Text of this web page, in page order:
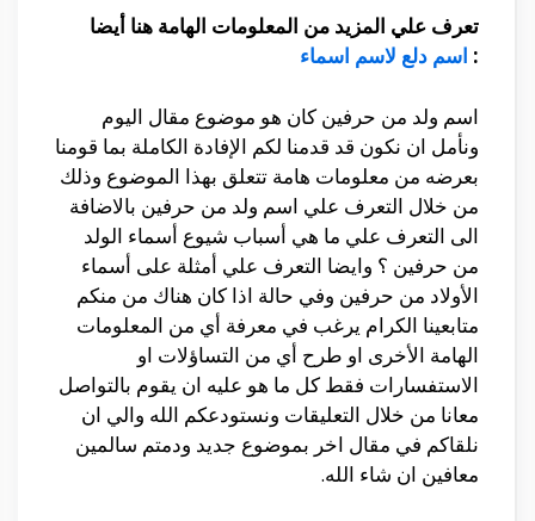
تعرف علي المزيد من المعلومات الهامة هنا أيضا
: اسم دلع لاسم اسماء
اسم ولد من حرفين كان هو موضوع مقال اليوم
ونأمل ان نكون قد قدمنا لكم الإفادة الكاملة بما قومنا
بعرضه من معلومات هامة تتعلق بهذا الموضوع وذلك
من خلال التعرف علي اسم ولد من حرفين بالاضافة
الى التعرف علي ما هي أسباب شيوع أسماء الولد
من حرفين ؟ وايضا التعرف علي أمثلة على أسماء
الأولاد من حرفين وفي حالة اذا كان هناك من منكم
متابعينا الكرام يرغب في معرفة أي من المعلومات
الهامة الأخرى او طرح أي من التساؤلات او
الاستفسارات فقط كل ما هو عليه ان يقوم بالتواصل
معانا من خلال التعليقات ونستودعكم الله والي ان
نلقاكم في مقال اخر بموضوع جديد ودمتم سالمين
معافين ان شاء الله.